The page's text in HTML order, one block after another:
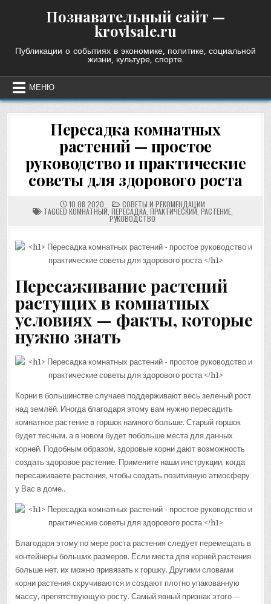
Познавательный сайт —
krovlsale.ru
Публикации о событиях в экономике, политике, социальной
жизни, культуре, спорте.
МЕНЮ
Пересадка комнатных
растений — простое
руководство и практические
советы для здорового роста
10.08.2020 POSTED
IN
СОВЕТЫ И РЕКОМЕНДАЦИИ
TAGGED КОМНАТНЫЙ ПЕРЕСАДКА, ПРАКТИЧЕСКИЙ РАСТЕНИЕ,
РУКОВОДСТВО
Пересаживание растений
растущих в комнатных
условиях — факты, которые
нужно знать
Корни в большинстве случаев поддерживают весь зеленый рост
над землёй. Иногда благодаря этому вам нужно пересадить
комнатное растение в горшок намного больше. Старый горшок
будет тесным, а в новом будет побольше места для данных
корней. Подобным образом, здоровые корни дают возможность
создать здоровое растение. Примените наши инструкции, когда
пересаживаете растения, чтобы создать позитивную атмосферу
у Вас в доме..
Благодаря этому по мере роста растения следует перемещать в
контейнеры больших размеров. Если места для корней растения
больше нет, их можно привязать к горшку. Другими словами
корни растения скручиваются и создают плотно упакованную
массу, препятствующую росту. Самый явный признак этого —